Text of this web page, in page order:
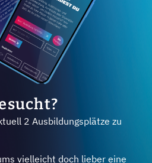
2 Ausbildungsplätze zu
vielleicht doch lieber eine